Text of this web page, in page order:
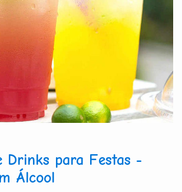
Drinks para Festas -
Álcool